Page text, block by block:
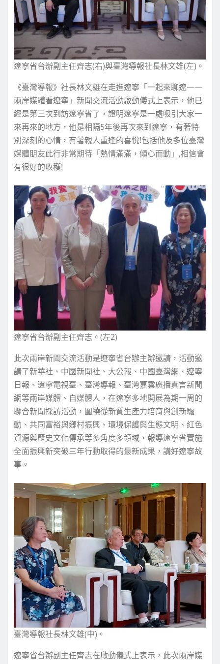
遼寧省台辦副主任齊志(右)與臺灣導報社長林文雄(左)。
《臺灣導報》社長林文雄在走進遼寧「一起來聊遼——
兩岸媒體看遼寧」新聞交流活動啟動儀式上表示，他已
經是第三次到訪遼寧省了，證明遼寧是一處吸引大家一
來再來的地方，他是相隔5年後再次來到遼寧，有著特
別深刻的心情，有著親人重逢的喜悅!包括他及多位臺灣
媒體朋友此行非常期待「熱情滿滿，傾心而動」,相信會
有很好的收穫!
遼寧省台辦副主任齊志。(左2)
此次兩岸新聞交流活動是遼寧省台辦主辦邀請，活動邀
請了新華社、中國新聞社、大公報、中國臺灣網、遼寧
日報、遼寧電視臺、臺灣導報、臺灣嘉雲廣播真言新聞
網等兩岸媒體、自媒體人，在遼寧多地開展為期一周的
聯合新聞採訪活動，圍繞從新質生產力培育與創新驅
動、共同富裕與鄉村振興、環境保護與生態文明、紅色
資源與歷史文化傳承等多角度多領域，報導遼寧省實施
全面振興新突破三年行動取得的最新成果，講好遼寧故
事。
臺灣導報社長林文雄(中)。
遼寧省台辦副主任齊志在啟動儀式上表示，此次兩岸媒